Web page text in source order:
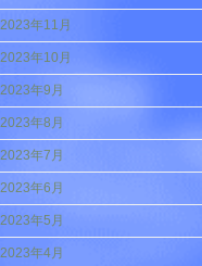
2023年11月
2023年10月
2023年9月
2023年8月
2023年7月
2023年6月
2023年5月
2023年4月